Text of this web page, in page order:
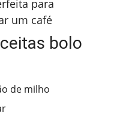
para
um café
bolo
de milho